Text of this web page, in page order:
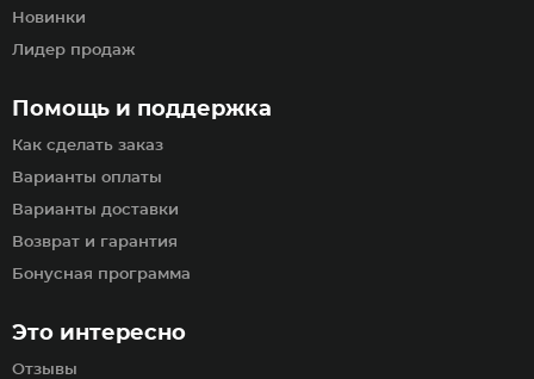
Помощь и поддержка
Как сделать заказ
Варианты оплаты
Варианты доставки
Возврат и гарантия
Бонусная программа
Новинки
Лидер продаж
Это интересно
Отзывы